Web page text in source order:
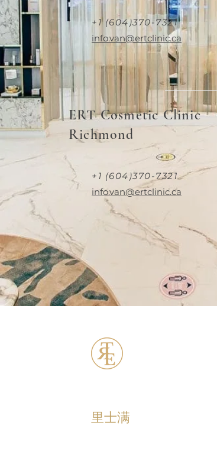
+1 (604)370-7321
info.van@ertclinic.ca
ERT Cosmetic Clinic
Richmond
+1 (604)370-7321
info.van@ertclinic.ca
里士满